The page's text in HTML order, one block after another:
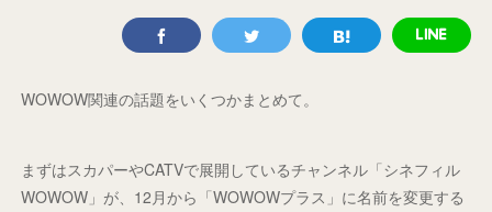
WOWOW関連の話題をいくつかまとめて。
まずはスカパーやCATVで展開しているチャンネル「シネフィル
WOWOW」が、12月から「WOWOWプラス」に名前を変更する